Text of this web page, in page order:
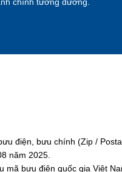
điện, bưu chính (Zip /
năm 2025.
mã bưu điện quốc gia Việt